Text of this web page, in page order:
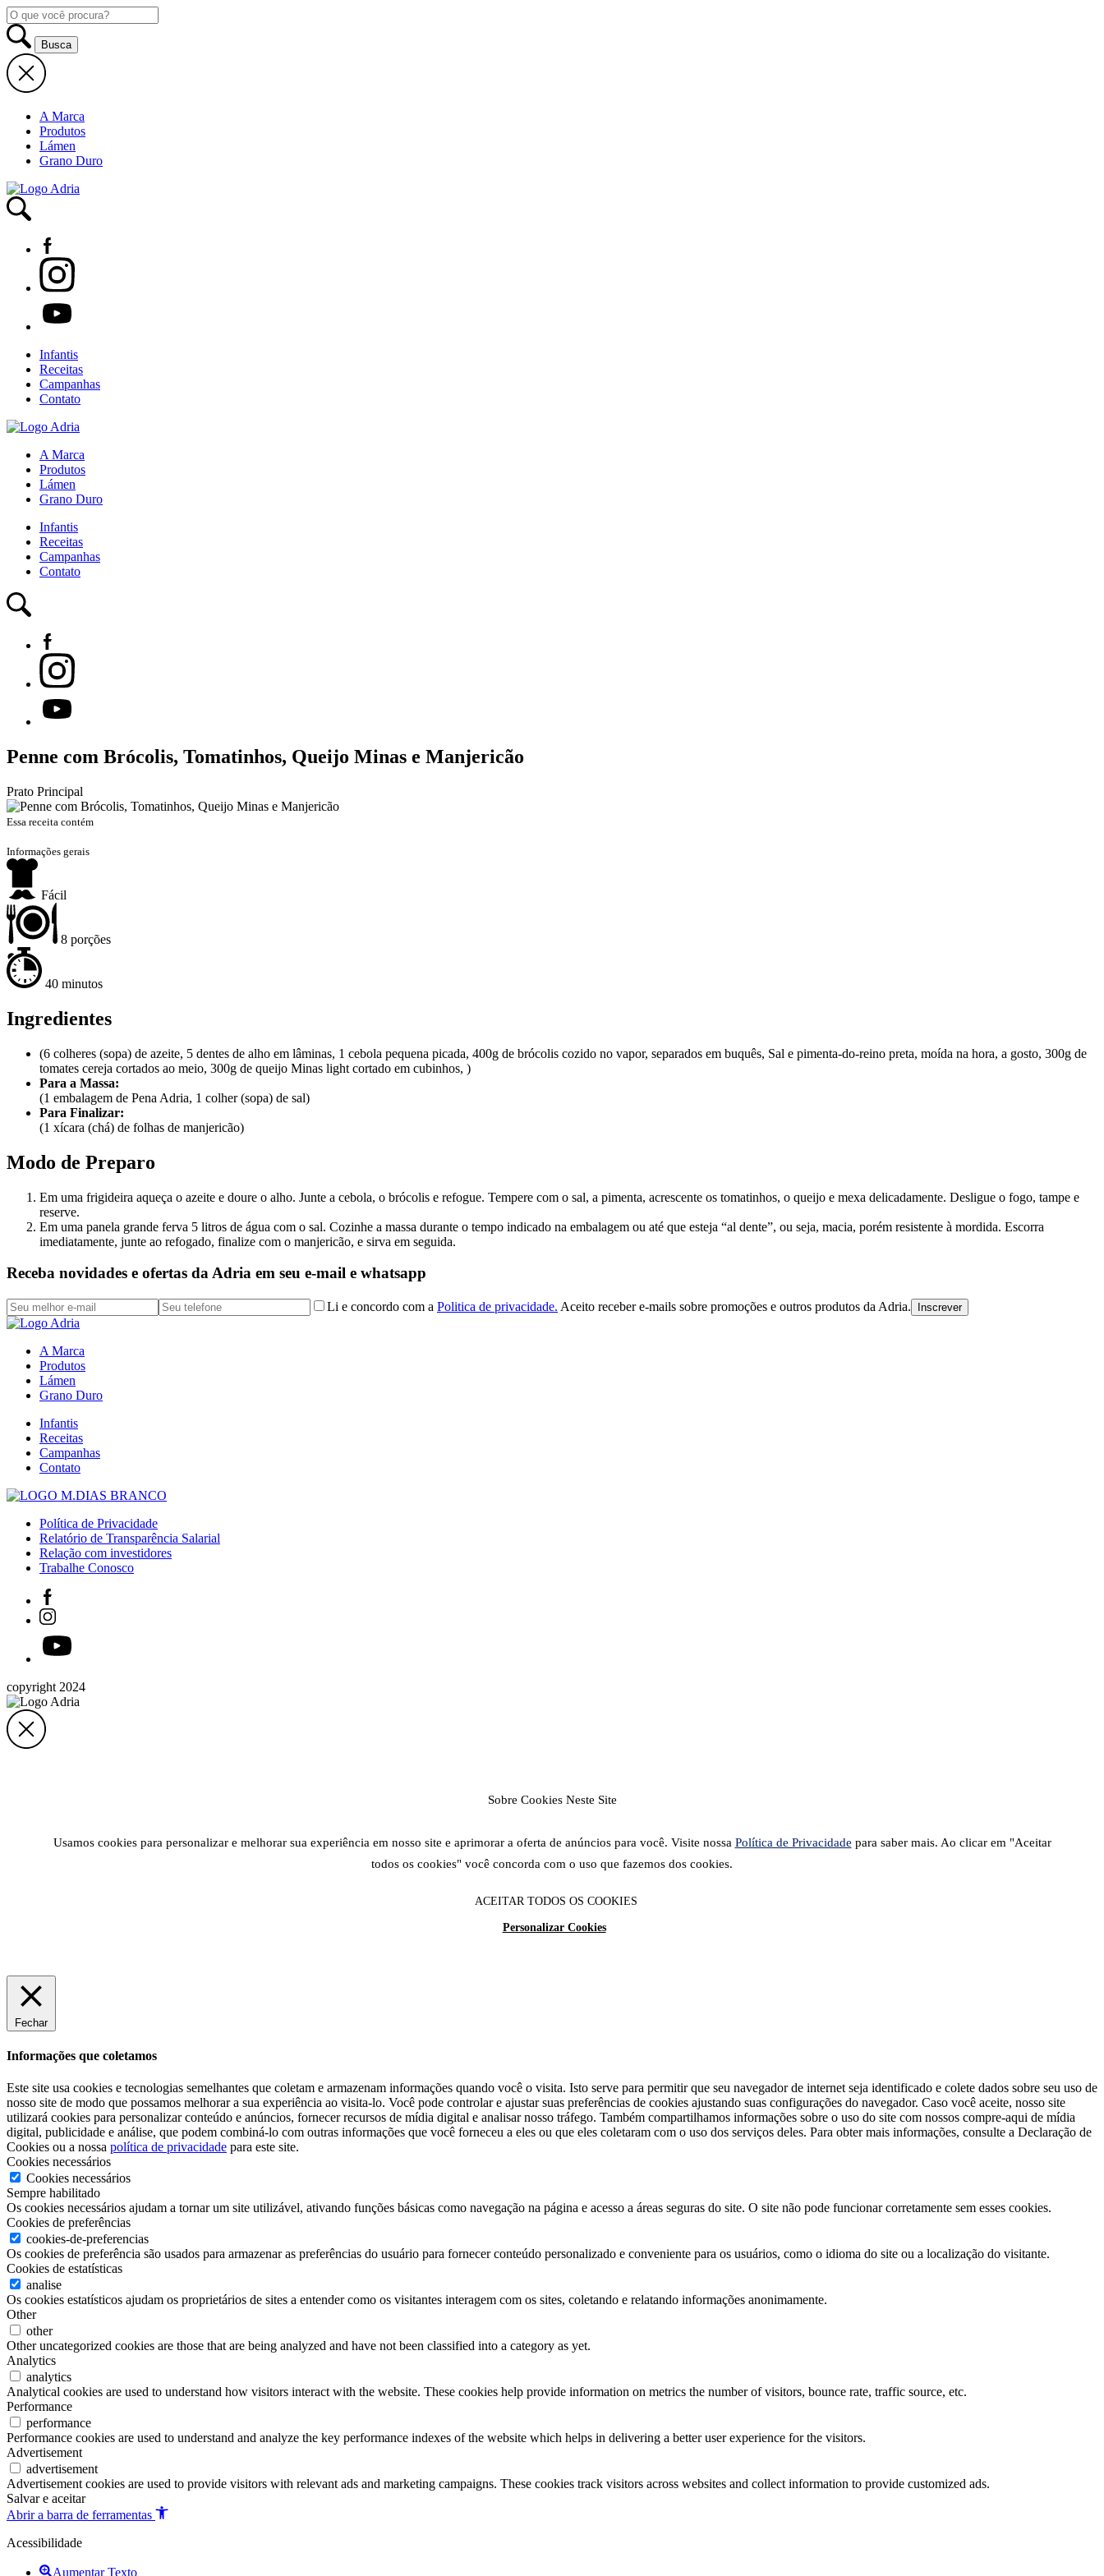
A Marca
Produtos
Lámen
Grano Duro
Infantis
Receitas
Campanhas
Contato
A Marca
Produtos
Lámen
Grano Duro
Infantis
Receitas
Campanhas
Contato
Penne com Brócolis, Tomatinhos, Queijo Minas e Manjericão
Prato Principal
Essa receita contém
Informações gerais
Fácil
8 porções
40 minutos
Ingredientes
(6 colheres (sopa) de azeite, 5 dentes de alho em lâminas, 1 cebola pequena picada, 400g de brócolis cozido no vapor, separados em buquês, Sal e pimenta-do-reino preta, moída na hora, a gosto, 300g de
tomates cereja cortados ao meio, 300g de queijo Minas light cortado em cubinhos, )
Para a Massa:
(1 embalagem de Pena Adria, 1 colher (sopa) de sal)
Para Finalizar:
(1 xícara (chá) de folhas de manjericão)
Modo de Preparo
Em uma frigideira aqueça o azeite e doure o alho. Junte a cebola, o brócolis e refogue. Tempere com o sal, a pimenta, acrescente os tomatinhos, o queijo e mexa delicadamente. Desligue o fogo, tampe e
reserve.
Em uma panela grande ferva 5 litros de água com o sal. Cozinhe a massa durante o tempo indicado na embalagem ou até que esteja “al dente”, ou seja, macia, porém resistente à mordida. Escorra
imediatamente, junte ao refogado, finalize com o manjericão, e sirva em seguida.
Receba novidades e ofertas da Adria em seu e-mail e whatsapp
Li e concordo com a Politica de privacidade. Aceito receber e-mails sobre promoções e outros produtos da Adria. Inscrever
A Marca
Produtos
Lámen
Grano Duro
Infantis
Receitas
Campanhas
Contato
Política de Privacidade
Relatório de Transparência Salarial
Relação com investidores
Trabalhe Conosco
copyright 2024
Sobre Cookies Neste Site
Usamos cookies para personalizar e melhorar sua experiência em nosso site e aprimorar a oferta de anúncios para você. Visite nossa Política de Privacidade para saber mais. Ao clicar em "Aceitar
todos os cookies" você concorda com o uso que fazemos dos cookies.
ACEITAR TODOS OS COOKIES
Personalizar Cookies
Fechar
Informações que coletamos
Este site usa cookies e tecnologias semelhantes que coletam e armazenam informações quando você o visita. Isto serve para permitir que seu navegador de internet seja identificado e colete dados sobre seu uso de
nosso site de modo que possamos melhorar a sua experiência ao visita-lo. Você pode controlar e ajustar suas preferências de cookies ajustando suas configurações do navegador. Caso você aceite, nosso site
utilizará cookies para personalizar conteúdo e anúncios, fornecer recursos de mídia digital e analisar nosso tráfego. Também compartilhamos informações sobre o uso do site com nossos compre-aqui de mídia
digital, publicidade e análise, que podem combiná-lo com outras informações que você forneceu a eles ou que eles coletaram com o uso dos serviços deles. Para obter mais informações, consulte a Declaração de
Cookies ou a nossa política de privacidade para este site.
Cookies necessários
Cookies necessários
Sempre habilitado
Os cookies necessários ajudam a tornar um site utilizável, ativando funções básicas como navegação na página e acesso a áreas seguras do site. O site não pode funcionar corretamente sem esses cookies.
Cookies de preferências
cookies-de-preferencias
Os cookies de preferência são usados para armazenar as preferências do usuário para fornecer conteúdo personalizado e conveniente para os usuários, como o idioma do site ou a localização do visitante.
Cookies de estatísticas
analise
Os cookies estatísticos ajudam os proprietários de sites a entender como os visitantes interagem com os sites, coletando e relatando informações anonimamente.
Other
other
Other uncategorized cookies are those that are being analyzed and have not been classified into a category as yet.
Analytics
analytics
Analytical cookies are used to understand how visitors interact with the website. These cookies help provide information on metrics the number of visitors, bounce rate, traffic source, etc.
Performance
performance
Performance cookies are used to understand and analyze the key performance indexes of the website which helps in delivering a better user experience for the visitors.
Advertisement
advertisement
Advertisement cookies are used to provide visitors with relevant ads and marketing campaigns. These cookies track visitors across websites and collect information to provide customized ads.
Salvar e aceitar
Abrir a barra de ferramentas
Acessibilidade
Aumentar Texto